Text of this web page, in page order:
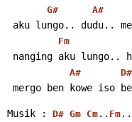
G# A#
aku lungo.. dudu..
Fm
nanging aku lungo..
A# D#
mergo ben kowe iso
Musik : D# Gm Cm .. Fm ..